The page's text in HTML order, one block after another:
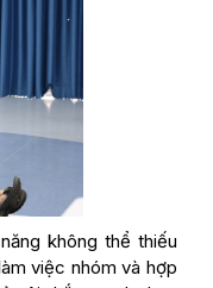
không thể thiếu
việc nhóm và hợp